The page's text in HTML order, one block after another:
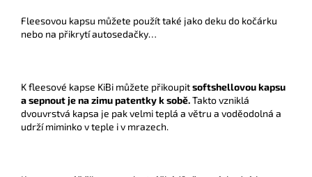
Fleesovou kapsu můžete použít také jako deku do kočárku
nebo na přikrytí autosedačky…
K fleesové kapse KiBi můžete přikoupitsoftshellovou kapsu
a sepnout je na zimu patentky k sobě.Takto vzniklá
dvouvrstvá kapsa je pak velmi teplá a větru a voděodolná a
udrží miminko v teple i v mrazech.